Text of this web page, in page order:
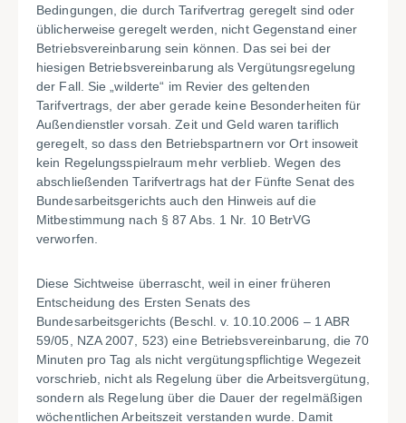
Bedingungen, die durch Tarifvertrag geregelt sind oder
üblicherweise geregelt werden, nicht Gegenstand einer
Betriebsvereinbarung sein können. Das sei bei der
hiesigen Betriebsvereinbarung als Vergütungsregelung
der Fall. Sie „wilderte“ im Revier des geltenden
Tarifvertrags, der aber gerade keine Besonderheiten für
Außendienstler vorsah. Zeit und Geld waren tariflich
geregelt, so dass den Betriebspartnern vor Ort insoweit
kein Regelungsspielraum mehr verblieb. Wegen des
abschließenden Tarifvertrags hat der Fünfte Senat des
Bundesarbeitsgerichts auch den Hinweis auf die
Mitbestimmung nach § 87 Abs. 1 Nr. 10 BetrVG
verworfen.
Diese Sichtweise überrascht, weil in einer früheren
Entscheidung des Ersten Senats des
Bundesarbeitsgerichts (Beschl. v. 10.10.2006 – 1 ABR
59/05, NZA 2007, 523) eine Betriebsvereinbarung, die 70
Minuten pro Tag als nicht vergütungspflichtige Wegezeit
vorschrieb, nicht als Regelung über die Arbeitsvergütung,
sondern als Regelung über die Dauer der regelmäßigen
wöchentlichen Arbeitszeit verstanden wurde. Damit